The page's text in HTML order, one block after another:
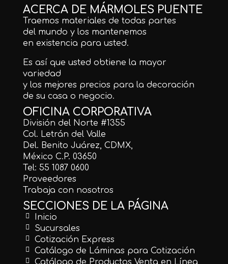
ACERCA DE MÁRMOLES PUENTE
Traemos materiales de todas partes
del mundo y los mantenemos
en existencia para usted.
Es así que usted obtiene la mayor
variedad
y los mejores precios para la decoración
de su casa o negocio.
OFICINA CORPORATIVA
División del Norte #1355
Col. Letrán del Valle
Del. Benito Juárez, CDMX,
México C.P. 03650
Tel: 55 1087 0600
Proveedores
Trabaja con nosotros
SECCIONES DE LA PÁGINA
Inicio
Sucursales
Cotización Express
Catálogo de Láminas para Cotización
Catálogo de Productos Venta en Línea